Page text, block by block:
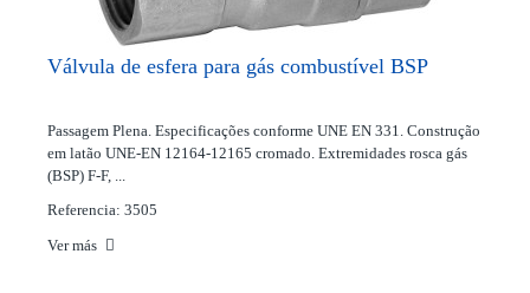
Válvula de esfera para gás combustível BSP
Passagem Plena. Especificações conforme UNE EN 331. Construção
em latão UNE-EN 12164-12165 cromado. Extremidades rosca gás
(BSP) F-F, ...
Referencia: 3505
Ver más